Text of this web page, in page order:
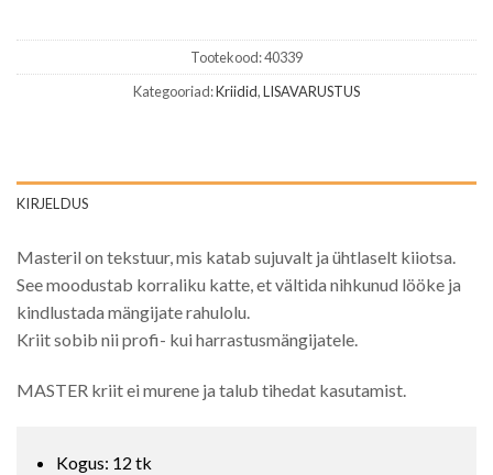
Tootekood:40339
Kategooriad:Kriidid,LISAVARUSTUS
KIRJELDUS
Masteril on tekstuur, mis katab sujuvalt ja ühtlaselt kiiotsa.
See moodustab korraliku katte, et vältida nihkunud lööke ja
kindlustada mängijate rahulolu.
Kriit sobib nii profi- kui harrastusmängijatele.
MASTER kriit ei murene ja talub tihedat kasutamist.
Kogus: 12 tk